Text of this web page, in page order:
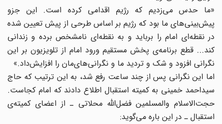
«ما حدس‌ می‌زدیم‌ که‌ رژیم‌ اقدامی‌ کرده‌ است‌. این‌ جزو
پیش‌بینی‌های‌ ما بود که‌ رژیم‌ بر اساس‌ طرحی‌ از پیش‌ تعیین‌ شده‌
در نقطه‌ای‌ امام‌ را برباید و به‌ نقطه‌ای ‌نامشخص‌ برده‌ و زندانی‌
کند... قطع‌ برنامه‌ی‌ پخش‌ مستقیم‌ ورود امام‌ از تلویزیون‌ بر این‌
نگرانی‌ افزود و شک‌ و تردید ما و نگرانی‌های‌مان‌ را افزایش‌داد.»
اما این‌ نگرانی‌ پس‌ از چند ساعت‌ رفع‌ شد، به‌ این‌ ترتیب‌ که‌ حاج‌
سیداحمد خمینی به‌ کمیته‌ استقبال‌ اطلاع‌ دادند که‌ امام‌ کجاست‌.
حجت‌الاسلام‌ والمسلمین‌ فضل‌الله محلاتی‌ ـ از اعضای‌ کمیته‌ی‌
استقبال‌ ـ در این‌ باره‌ می‌گوید: